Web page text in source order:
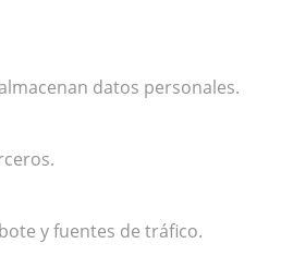
datos personales.
y fuentes de tráfico.